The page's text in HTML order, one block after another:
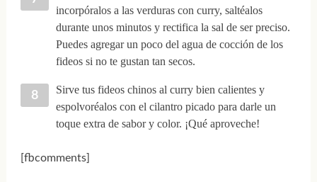
incorpóralos a las verduras con curry, saltéalos
durante unos minutos y rectifica la sal de ser preciso.
Puedes agregar un poco del agua de cocción de los
fideos si no te gustan tan secos.
Sirve tus fideos chinos al curry bien calientes y
espolvoréalos con el cilantro picado para darle un
toque extra de sabor y color. ¡Qué aproveche!
[fbcomments]